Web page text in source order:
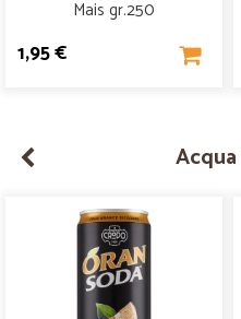
Mais gr.250
1,95 €
Acqua